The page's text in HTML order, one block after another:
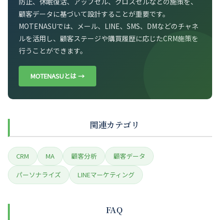
顧客データに基づいて設計することが重要です。
MOTENASUでは、メール、LINE、SMS、DMなどのチャネ
ルを活用し、顧客ステージや購買履歴に応じたCRM施策を
行うことができます。
MOTENASUとは →
関連カテゴリ
CRM MA 顧客分析
顧客データ
パーソナライズ
LINEマーケティング
FAQ